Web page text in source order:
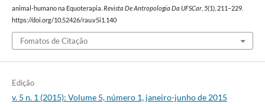
animal‐humano na Equoterapia. Revista De Antropologia Da UFSCar, 5(1), 211–229.
https://doi.org/10.52426/rau.v5i1.140
Fomatos de Citação
Edição
v. 5 n. 1 (2015): Volume 5, número 1, janeiro-junho de 2015